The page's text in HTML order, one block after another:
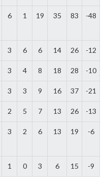
6 1 19 35 83 -48
3 6 6 14 26 -12
3 4 8 18 28 -10
3 3 9 16 37 -21
2 5 7 13 26 -13
3 2 6 13 19 -6
1 0 3 6 15 -9